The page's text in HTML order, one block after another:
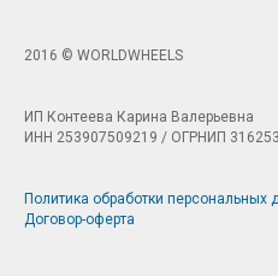
2016 © WORLDWHEELS
ИП Контеева Карина Валерьевна
ИНН 253907509219 / ОГРНИП
Политика обработки персональных
Договор-оферта